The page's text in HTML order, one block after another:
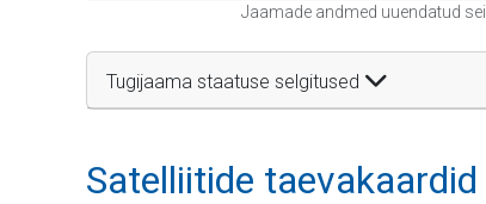
alammenüü
alammenüü
Jaamade andmed uuendatud
Tugijaama staatuse selgitused
Satelliitide taevakaardid